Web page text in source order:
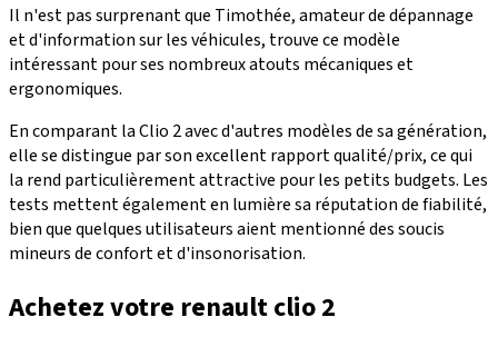
Il n'est pas surprenant que Timothée, amateur de dépannage
et d'information sur les véhicules, trouve ce modèle
intéressant pour ses nombreux atouts mécaniques et
ergonomiques.
En comparant la Clio 2 avec d'autres modèles de sa génération,
elle se distingue par son excellentrapport qualité/prix, ce qui
la rend particulièrement attractive pour les petits budgets. Les
tests mettent également en lumière sa réputation de fiabilité,
bien que quelques utilisateurs aient mentionné des soucis
mineurs de confort et d'insonorisation.
Achetez votre renault clio 2